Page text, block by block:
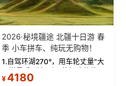
2026·秘境疆途 北疆十日游 春
季 小车拼车、纯玩无购物！
1.自驾环湖270°，用车轮丈量“大
西洋最后一滴眼泪”的极致蔚蓝，
让雪山、花海与深邃湖水在转弯
¥4180